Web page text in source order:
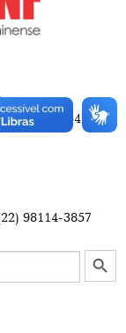
99742-3547
98114-3857
Search Button